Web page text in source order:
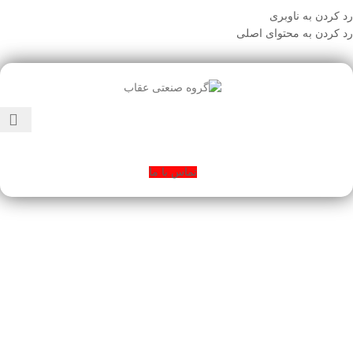
رد کردن به ناوبری
رد کردن به محتوای اصلی
تماس با ما